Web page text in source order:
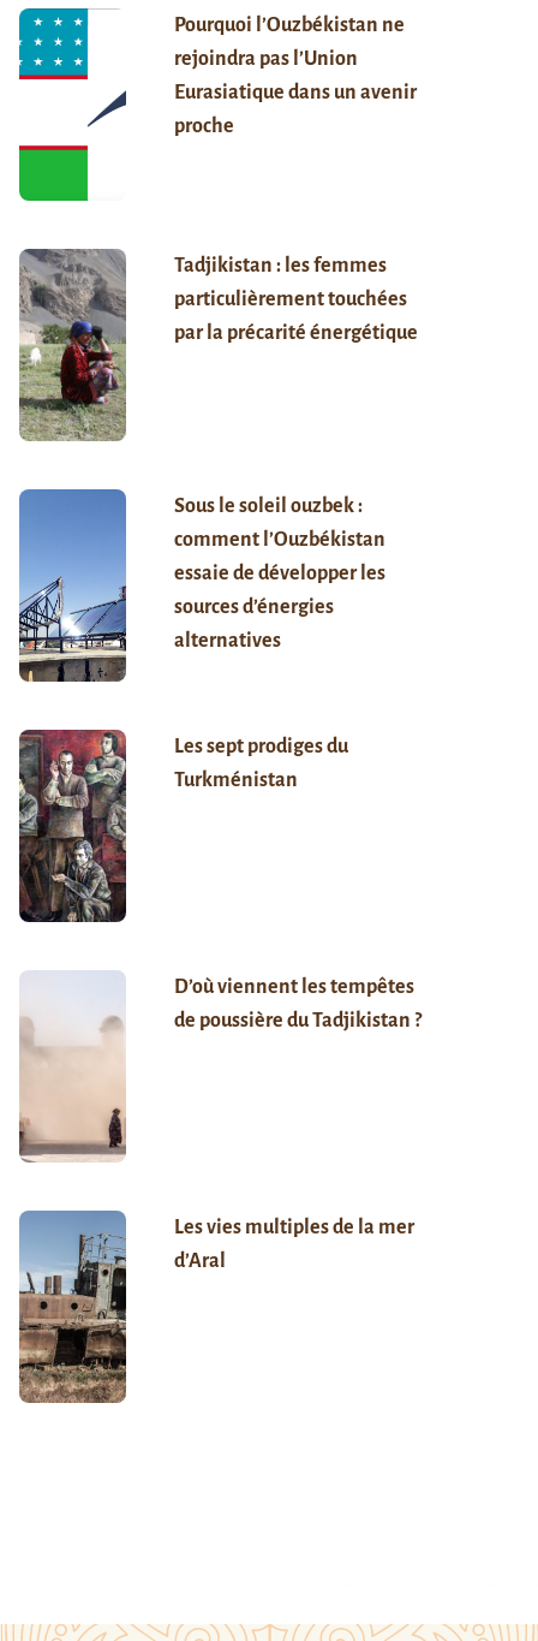
Pourquoi l’Ouzbékistan ne
rejoindra pas l’Union
Eurasiatique dans un avenir
proche
Tadjikistan : les femmes
particulièrement touchées
par la précarité énergétique
Sous le soleil ouzbek :
comment l’Ouzbékistan
essaie de développer les
sources d’énergies
alternatives
Les sept prodiges du
Turkménistan
D’où viennent les tempêtes
de poussière du Tadjikistan ?
Les vies multiples de la mer
d’Aral